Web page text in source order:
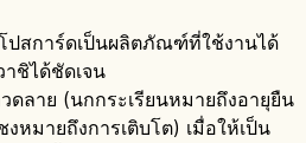
ปสการ์ดเป็นผลิตภัณฑ์ที่ใช้งานได้
ชิได้ชัดเจน
ลาย (นกกระเรียนหมายถึงอายุยืน
หมายถึงการเติบโต) เมื่อให้เป็น